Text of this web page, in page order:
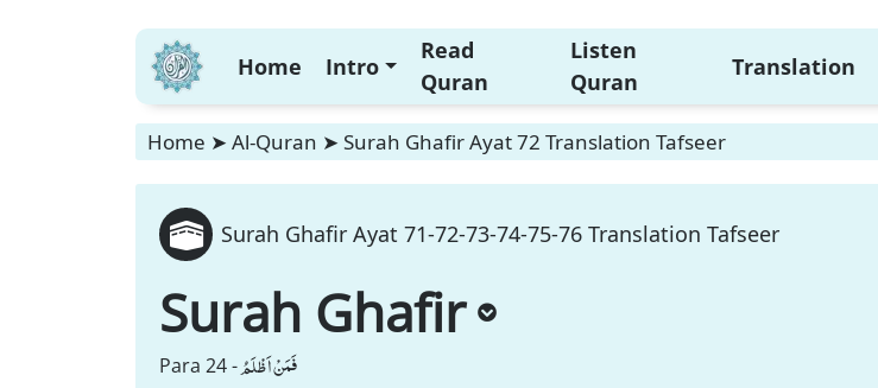
Home Intro
Read
Quran
Listen
Quran
Translation
Home ➤ Al-Quran ➤ Surah Ghafir Ayat 72 Translation Tafseer
Surah Ghafir Ayat 71-72-73-74-75-76 Translation Tafseer
Surah Ghafir
Para 24 -فَمَنْ اَظْلَمُ